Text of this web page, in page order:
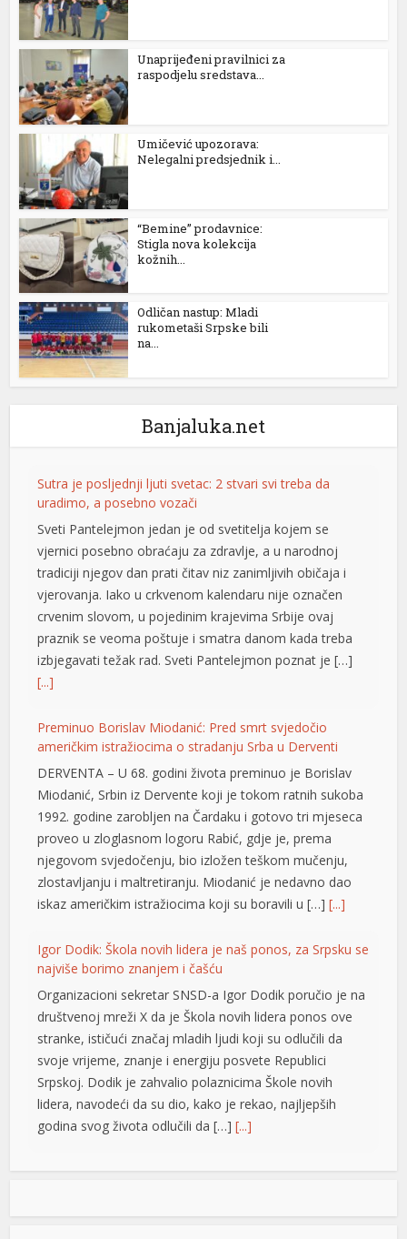
shortener
Unaprijeđeni pravilnici za
raspodjelu sredstava...
Umičević upozorava:
Nelegalni predsjednik i...
“Bemine” prodavnice:
Stigla nova kolekcija
kožnih...
Odličan nastup: Mladi
rukometaši Srpske bili
na...
Banjaluka.net
Sutra je posljednji ljuti svetac: 2 stvari svi treba da
uradimo, a posebno vozači
Sveti Pantelejmon jedan je od svetitelja kojem se
vjernici posebno obraćaju za zdravlje, a u narodnoj
tradiciji njegov dan prati čitav niz zanimljivih običaja i
vjerovanja. Iako u crkvenom kalendaru nije označen
crvenim slovom, u pojedinim krajevima Srbije ovaj
praznik se veoma poštuje i smatra danom kada treba
izbjegavati težak rad. Sveti Pantelejmon poznat je […]
[...]
Preminuo Borislav Miodanić: Pred smrt svjedočio
američkim istražiocima o stradanju Srba u Derventi
DERVENTA – U 68. godini života preminuo je Borislav
Miodanić, Srbin iz Dervente koji je tokom ratnih sukoba
1992. godine zarobljen na Čardaku i gotovo tri mjeseca
proveo u zloglasnom logoru Rabić, gdje je, prema
njegovom svjedočenju, bio izložen teškom mučenju,
zlostavljanju i maltretiranju. Miodanić je nedavno dao
iskaz američkim istražiocima koji su boravili u […][...]
Igor Dodik: Škola novih lidera je naš ponos, za Srpsku se
najviše borimo znanjem i čašću
Organizacioni sekretar SNSD-a Igor Dodik poručio je na
društvenoj mreži X da je Škola novih lidera ponos ove
stranke, ističući značaj mladih ljudi koji su odlučili da
svoje vrijeme, znanje i energiju posvete Republici
Srpskoj. Dodik je zahvalio polaznicima Škole novih
lidera, navodeći da su dio, kako je rekao, najljepših
godina svog života odlučili da […][...]
Jedna zemlja drži gotovo četvrtinu ekonomije EU: Novi
Vrijednost bruto domaćeg proizvoda (BDP) Evropske